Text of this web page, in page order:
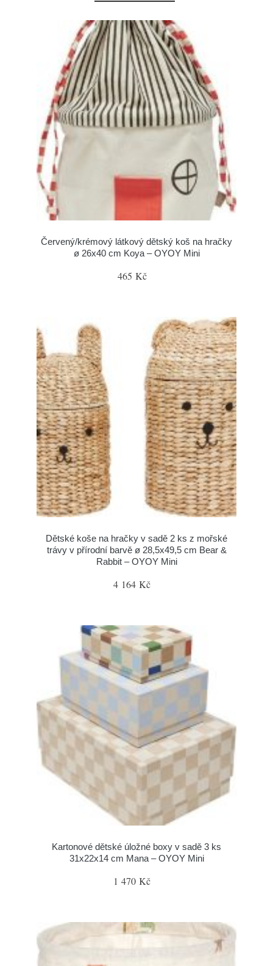
Červený/krémový látkový dětský koš na hračky
ø 26x40 cm Koya – OYOY Mini
465 Kč
Dětské koše na hračky v sadě 2 ks z mořské
trávy v přírodní barvě ø 28,5x49,5 cm Bear &
Rabbit – OYOY Mini
4 164 Kč
Kartonové dětské úložné boxy v sadě 3 ks
31x22x14 cm Mana – OYOY Mini
1 470 Kč